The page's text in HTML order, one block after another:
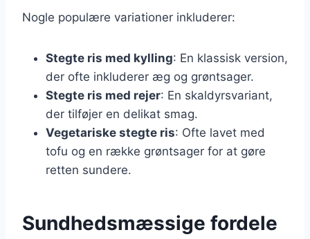
Nogle populære variationer inkluderer:
Stegte ris med kylling: En klassisk version,
der ofte inkluderer æg og grøntsager.
Stegte ris med rejer: En skaldyrsvariant,
der tilføjer en delikat smag.
Vegetariske stegte ris: Ofte lavet med
tofu og en række grøntsager for at gøre
retten sundere.
Sundhedsmæssige fordele